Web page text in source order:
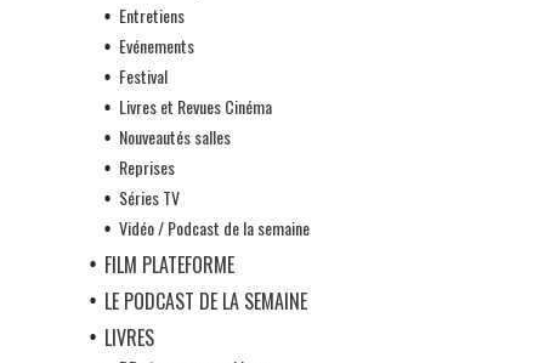
Entretiens
Evénements
Festival
Livres et Revues Cinéma
Nouveautés salles
Reprises
Séries TV
Vidéo / Podcast de la semaine
FILM PLATEFORME
LE PODCAST DE LA SEMAINE
LIVRES